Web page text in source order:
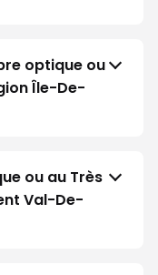
optique ou
Île-De-
ou au Très
Val-De-